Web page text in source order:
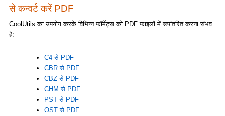
से कन्वर्ट करें PDF
CoolUtils का उपयोग करके विभिन्न फॉर्मेट्स को PDF फाइलों में रूपांतरित करना संभव
है:
C4 से PDF
CBR से PDF
CBZ से PDF
CHM से PDF
PST से PDF
OST से PDF